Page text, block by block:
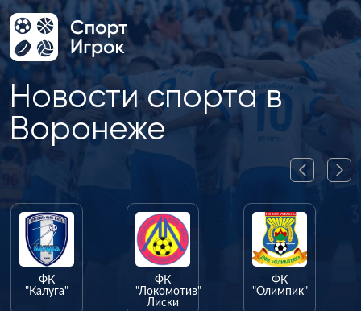
Новости спорта в
Воронеже
ФК
"Калуга"
ФК
"Локомотив"
Лиски
ФК
"Олимпик"